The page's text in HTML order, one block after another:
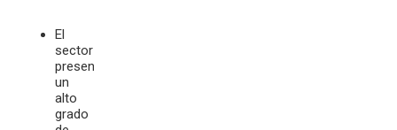
El
sector
presenta
un
alto
grado